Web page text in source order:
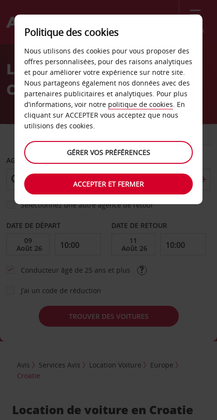
Menu
Welcome
AvisLocation de voiture en
Croatie
AGENCE DE DÉPART
Sélectionnez une autre agence de retour
DATE DE DÉPART DATE DE RETOUR
Conducteur âgé de 25 ans et plus
J’ai un code de réduction
TROUVER DES VOITURES
Avis Services Avis Location Voiture
Europe
Croatie
Location de voiture en Croatie
Politique des cookies
Nous utilisons des cookies pour vous proposer des
offres personnalisées, pour des raisons analytiques
et pour améliorer votre expérience sur notre site.
Nous partageons également nos données avec des
partenaires publicitaires et analytiques. Pour plus
d’informations, voir notre politique de cookies. En
cliquant sur ACCEPTER vous acceptez que nous
utilisions des cookies.
GÉRER VOS PRÉFÉRENCES
ACCEPTER ET FERMER